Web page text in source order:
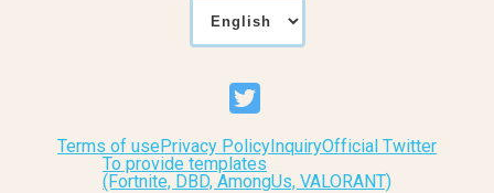
Terms of usePrivacy Policy InquiryOfficial Twitter
To provide templates
(Fortnite, DBD, AmongUs, VALORANT)